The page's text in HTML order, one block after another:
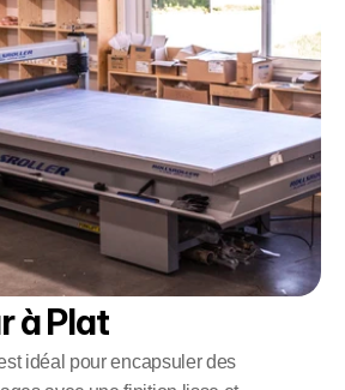
à Plat
idéal pour encapsuler des